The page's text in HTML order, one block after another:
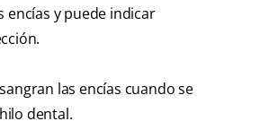
encías y puede indicar
las encías cuando se
dental.